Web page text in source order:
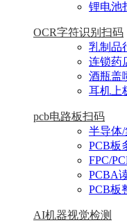
锂电池
OCR字符识别扫码
乳制品
连锁药
酒瓶盖
耳机上
pcb电路板扫码
半导体
PCB板
FPC/
PCBA
PCB板
AI机器视觉检测